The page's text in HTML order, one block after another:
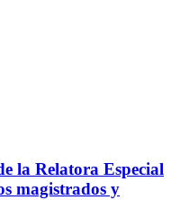
la Relatora Especial
magistrados y